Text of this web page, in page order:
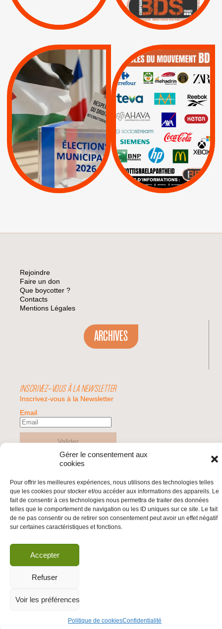
Gérer le consentement aux
cookies
Pour offrir les meilleures expériences, nous utilisons des technologies telles
que les cookies pour stocker et/ou accéder aux informations des appareils. Le
fait de consentir à ces technologies nous permettra de traiter des données
telles que le comportement de navigation ou les ID uniques sur ce site. Le fait
de ne pas consentir ou de retirer son consentement peut avoir un effet négatif
sur certaines caractéristiques et fonctions.
Accepter
Refuser
Voir les préférences
Politique de cookiesConfidentialité
| Actus Pétitions
Lettres d'interpellation
MUNICIPALES 2026 :
JE VOTE POUR LE
RESPECT DU DROIT
INTERNATIONAL EN
PALESTINE
APPELS | Actus
Espaces Sans
Apartheid
| Lettres d'interpellation
Pétitions
QUE BOYCOTTER ?
BOYCOTT /
AXA BNP | CAF |
Carrefour | HP |
Keter |
Livres et brochures |
Mehadrin | PUMA
Sodastream |
Visuels, tracts,
affiches,...
Rejoindre
Faire un don
Que boycotter ?
Contacts
Mentions Légales
ARCHIVES
INSCRIVEZ-VOUS À LA NEWSLETTER
Inscrivez-vous à la Newsletter
Email
Valider
citoyenne et non-violente à l'impunité d'Israël |